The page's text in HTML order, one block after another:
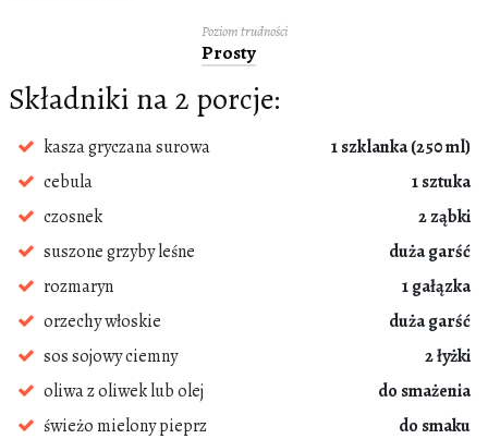
Poziom trudności
Prosty
Składniki na 2 porcje:
kasza gryczana surowa
1 szklanka (250 ml)
cebula
1 sztuka
czosnek
2 ząbki
suszone grzyby leśne
duża garść
rozmaryn
1 gałązka
orzechy włoskie
duża garść
sos sojowy ciemny
2 łyżki
oliwa z oliwek lub olej
do smażenia
świeżo mielony pieprz
do smaku